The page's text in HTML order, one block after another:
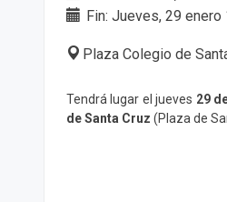
Fin: Jueves, 29 enero
Plaza Colegio de
Tendrá lugar el jueves 29
de Santa Cruz (Plaza de